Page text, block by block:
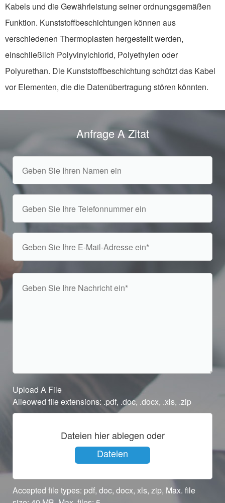
Kabels und die Gewährleistung seiner ordnungsgemäßen
Funktion. Kunststoffbeschichtungen können aus
verschiedenen Thermoplasten hergestellt werden,
einschließlich Polyvinylchlorid, Polyethylen oder
Polyurethan. Die Kunststoffbeschichtung schützt das Kabel
vor Elementen, die die Datenübertragung stören könnten.
Anfrage A Zitat
Upload A File
Alleowed file extensions: .pdf, .doc, .docx, .xls, .zip
Dateien hier ablegen oder
Dateien
auswählen
Accepted file types: pdf, doc, docx, xls, zip, Max. file